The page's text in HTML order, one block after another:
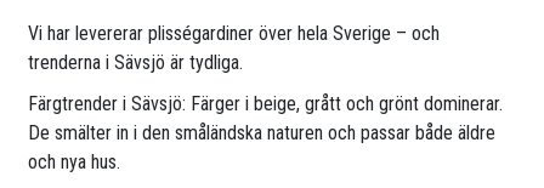
Vi har levererar plisségardiner över hela Sverige – och
trenderna i Sävsjö är tydliga.
Färgtrender i Sävsjö: Färger i beige, grått och grönt dominerar.
De smälter in i den småländska naturen och passar både äldre
och nya hus.